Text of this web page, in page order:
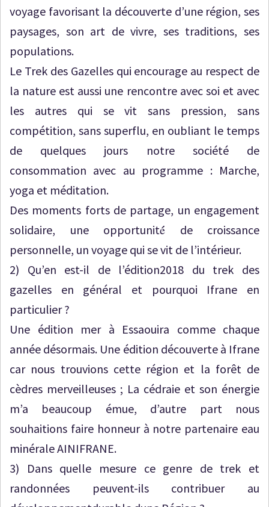
voyage favorisant la découverte d’une région, ses
paysages, son art de vivre, ses traditions, ses
populations.
Le Trek des Gazelles qui encourage au respect de
la nature est aussi une rencontre avec soi et avec
les autres qui se vit sans pression, sans
compétition, sans superflu, en oubliant le temps
de quelques jours notre société de
consommation avec au programme : Marche,
yoga et méditation.
Des moments forts de partage, un engagement
solidaire, une opportunité́ de croissance
personnelle, un voyage qui se vit de l’intérieur.
2) Qu’en est-il de l’édition2018 du trek des
gazelles en général et pourquoi Ifrane en
particulier ?
Une édition mer à Essaouira comme chaque
année désormais. Une édition découverte à Ifrane
car nous trouvions cette région et la forêt de
cèdres merveilleuses ; La cédraie et son énergie
m’a beaucoup émue, d’autre part nous
souhaitions faire honneur à notre partenaire eau
minérale AINIFRANE.
3) Dans quelle mesure ce genre de trek et
randonnées peuvent-ils contribuer au